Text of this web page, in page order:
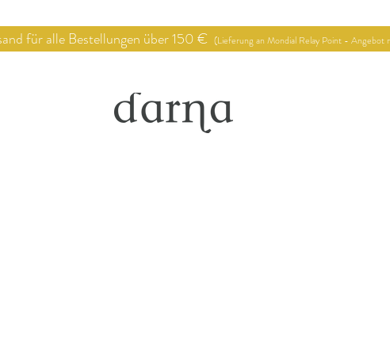
für alle Bestellungen über 150 € (Lieferung an Mondial Relay Point - Angebot